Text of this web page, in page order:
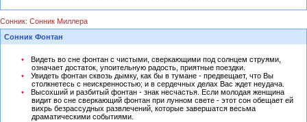
Сонник: Сонник Миллера
Сонник Фонтан
Видеть во сне фонтан с чистыми, сверкающими под солнцем струями,
означает достаток, упоительную радость, приятные поездки.
Увидеть фонтан сквозь дымку, как бы в тумане - предвещает, что Вы
столкнетесь с неискренностью; и в сердечных делах Вас ждет неудача.
Высохший и разбитый фонтан - знак несчастья. Если молодая женщина
видит во сне сверкающий фонтан при лунном свете - этот сон обещает ей
вихрь безрассудных развлечений, которые завершатся весьма
драматическими событиями.